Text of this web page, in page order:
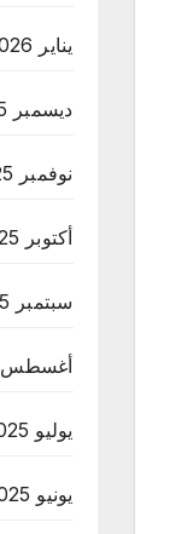
يناير 2026
ديسمبر 2025
نوفمبر 2025
أكتوبر 2025
سبتمبر 2025
أغسطس 2025
يوليو 2025
يونيو 2025